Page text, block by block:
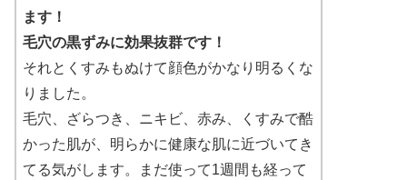
ます！
毛穴の黒ずみに効果抜群です！
それとくすみもぬけて顔色がかなり明るくな
りました。
毛穴、ざらつき、ニキビ、赤み、くすみで酷
かった肌が、明らかに健康な肌に近づいてき
てる気がします。まだ使って1週間も経って